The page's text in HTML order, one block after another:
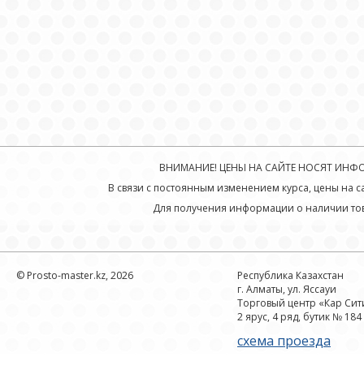
ВНИМАНИЕ! ЦЕНЫ НА САЙТЕ НОСЯТ
В связи с постоянным изменением курса, цены на
Для получения информации о наличии
© Prosto-master.kz, 2026
Республика Казахстан
г. Алматы, ул. Яссауи
Торговый центр «Кар
2 ярус, 4 ряд, бутик № 184
схема проезда